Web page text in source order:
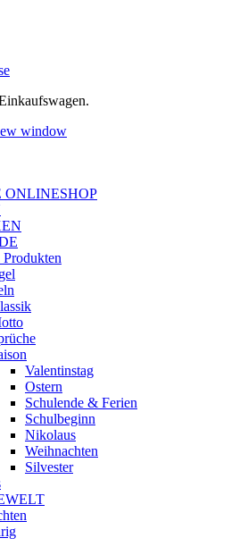
window
ONLINESHOP
Valentinstag
Ostern
Schulende & Ferien
Schulbeginn
Nikolaus
Weihnachten
Silvester